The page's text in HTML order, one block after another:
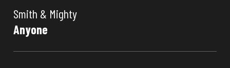
Smith & Mighty
Anyone